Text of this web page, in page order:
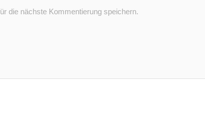
die nächste Kommentierung speichern.